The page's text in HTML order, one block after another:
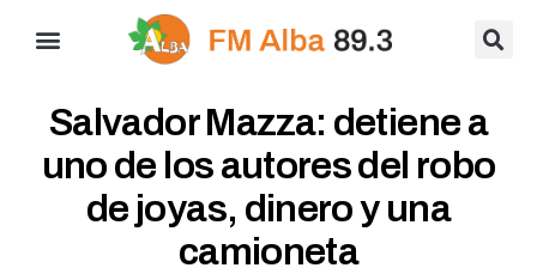
Salvador Mazza: detiene a
uno de los autores del robo
de joyas, dinero y una
camioneta